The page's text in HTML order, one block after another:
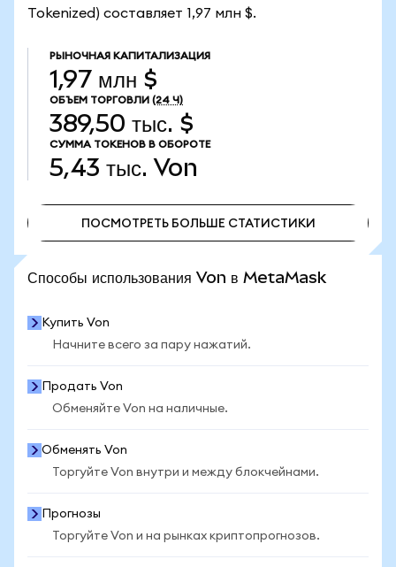
Tokenized) составляет 1,97 млн $.
РЫНОЧНАЯ КАПИТАЛИЗАЦИЯ
1,97 млн $
ОБЪЕМ ТОРГОВЛИ (24 Ч)
389,50 тыс. $
СУММА ТОКЕНОВ В ОБОРОТЕ
5,43 тыс. Von
ПОСМОТРЕТЬ БОЛЬШЕ СТАТИСТИКИ
Способы использования Von в MetaMask
Купить Von
Начните всего за пару нажатий.
Продать Von
Обменяйте Von на наличные.
Обменять Von
Торгуйте Von внутри и между блокчейнами.
Прогнозы
Торгуйте Von и на рынках криптопрогнозов.